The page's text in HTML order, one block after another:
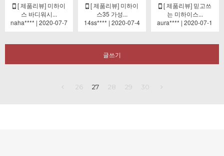
[ 제품리뷰] 미하이
스 바디워시...
naha**** | 2020-07-7
[ 제품리뷰] 미하이
스35 가성...
14ss**** | 2020-07-4
[ 제품리뷰] 믿고쓰
는 미하이스...
aura**** | 2020-07-1
글쓰기
26 27 28 29 30